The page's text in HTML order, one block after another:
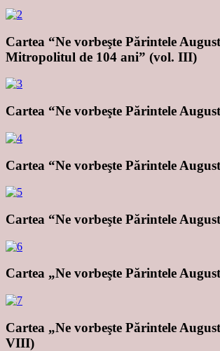
Cartea “Ne vorbeşte Părintele
Mitropolitul de 104 ani” (vol. III)
Cartea “Ne vorbeşte Părintele
Cartea “Ne vorbeşte Părintele
Cartea “Ne vorbeşte Părintele
Cartea „Ne vorbeşte Părintele
Cartea „Ne vorbeşte Părintele
VIII)